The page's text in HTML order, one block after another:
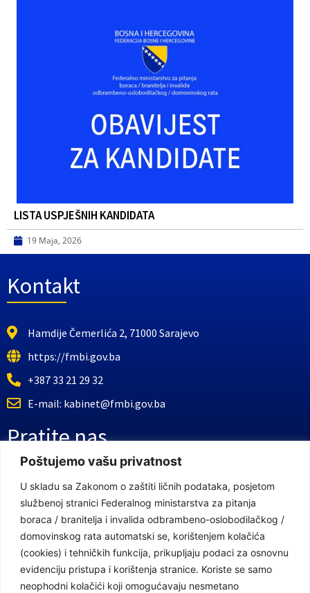
Poštujemo vašu privatnost
U skladu sa Zakonom o zaštiti ličnih podataka, posjetom
službenoj stranici Federalnog ministarstva za pitanja
boraca / branitelja i invalida odbrambeno-oslobodilačkog /
domovinskog rata automatski se, korištenjem kolačića
(cookies) i tehničkih funkcija, prikupljaju podaci za osnovnu
evidenciju pristupa i korištenja stranice. Koriste se samo
neophodni kolačići koji omogućavaju nesmetano
LISTA USPJEŠNIH KANDIDATA
19 Maja, 2026
Kontakt
Hamdije Čemerlića 2, 71000 Sarajevo
https://fmbi.gov.ba
+387 33 21 29 32
E-mail: kabinet@fmbi.gov.ba
Pratite nas
Facebook Stranica
Youtube Kanal
Linkovi
Vlada Federacije Bosne i Hercegovine